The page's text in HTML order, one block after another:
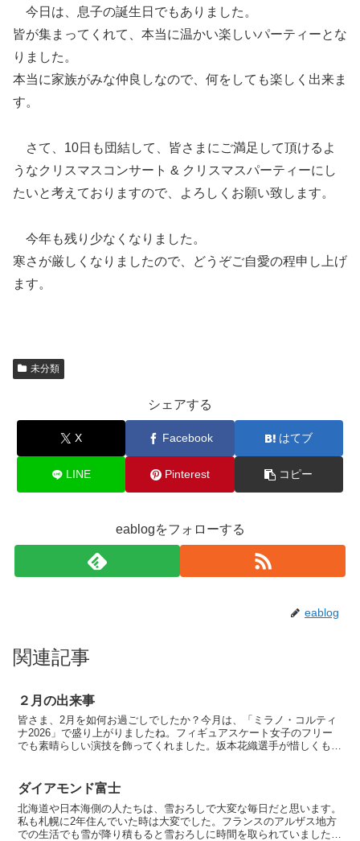
今日は、息子の誕生日でもありました。
皆が集まってくれて、本当に温かい楽しいパーティーとな
りました。
本当に家族がみな仲良しなので、何をしても楽しく出来ま
す。
さて、10日も団結して、皆さまにご満足して頂けるよ
うなクリスマスコンサート & クリスマスパーティーにし
たいと考えておりますので、よろしくお願い致します。
今年も残り少なくなりました。
寒さが厳しくなりましたので、どうぞご自愛の程申し上げ
ます。
未分類
シェアする
X Facebook はてブ
LINE Pinterest コピー
eablogをフォローする
eablog
関連記事
２月の出来事
皆さま、2月を如何お過ごしでしたか？今月は、「ミラノ・コルティ
ナ2026」で盛り上がりましたね。フィギュアスケート女子のフリー
でも素晴らしい演技を飾ってくれました。坂本花織選手が惜しくも銀
ダイアモンド富士
北海道や日本海側の人たちは、雪おろしで大変な毎日だと思います。
私も札幌に2年住んでいた時は大変でした。フランスのアルザス地方
での生活でも雪が降り積もると雪おろしに時間を取られていました。